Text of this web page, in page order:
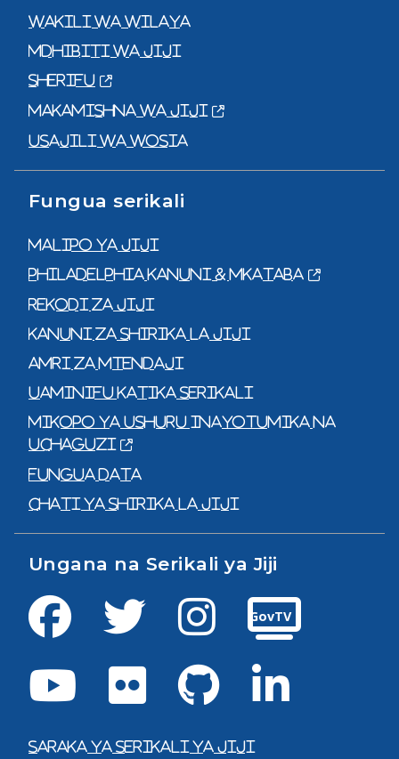
Wakili wa Wilaya
Mdhibiti wa Jiji
Sherifu
Makamishna wa Jiji
Usajili wa Wosia
Fungua serikali
Malipo ya Jiji
Philadelphia Kanuni & Mkataba
Rekodi za jiji
Kanuni za shirika la jiji
Amri za mtendaji
Uaminifu katika serikali
Mikopo ya Ushuru Inayotumika na
uchaguzi
Fungua data
Chati ya shirika la jiji
Ungana na Serikali ya Jiji
Facebook Twitter Instagram
GovTV
Youtube Flickr GitHub
Saraka ya serikali ya jiji